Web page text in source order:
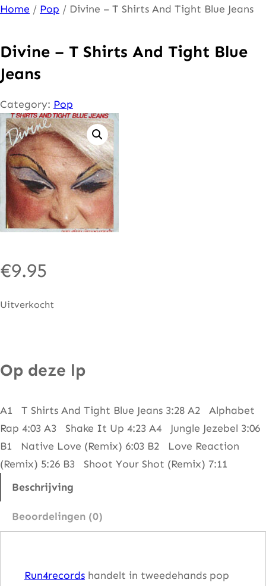
Ga
de
inhoud
Home / Pop / Divine – T Shirts And Tight Blue Jeans
Divine – T Shirts And Tight Blue
Jeans
Category: Pop
€9.95
Uitverkocht
Op deze lp
A1 T Shirts And Tight Blue Jeans 3:28 A2 Alphabet
Rap 4:03 A3 Shake It Up 4:23 A4 Jungle Jezebel 3:06
B1 Native Love (Remix) 6:03 B2 Love Reaction
(Remix) 5:26 B3 Shoot Your Shot (Remix) 7:11
Beschrijving
Beoordelingen (0)
Run4records handelt in tweedehands pop